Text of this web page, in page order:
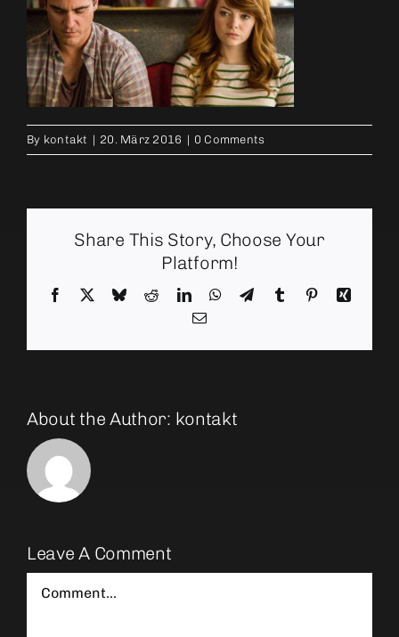
By kontakt | 20. März 2016 | 0 Comments
Share This Story, Choose Your
Platform!
Facebook BlueskyRedditLinkedInWhatsApp
TelegramTumblr PinterestXing
Email
About the Author: kontakt
Leave A Comment
Comment